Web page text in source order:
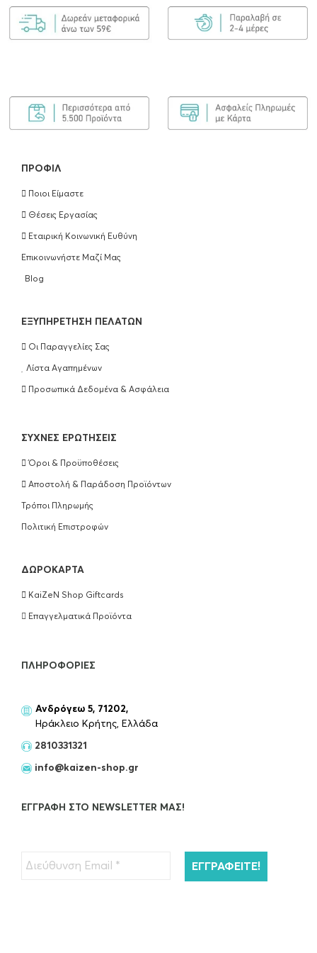
€175.00
ΠΡΟΦΊΛ
Ποιοι Είμαστε
Θέσεις Εργασίας
Εταιρική Κοινωνική Ευθύνη
Επικοινωνήστε Μαζί Μας
Blog
EΞΥΠΗΡΈΤΗΣΗ ΠΕΛΑΤΏΝ
Οι Παραγγελίες Σας
Λίστα Αγαπημένων
Προσωπικά Δεδομένα & Ασφάλεια
ΣΥΧΝΈΣ ΕΡΩΤΉΣΕΙΣ
Όροι & Προϋποθέσεις
Αποστολή & Παράδοση Προϊόντων
Τρόποι Πληρωμής
Πολιτική Επιστροφών
ΔΩΡΟΚΆΡΤΑ
KaiZeN Shop Giftcards
Επαγγελματικά Προϊόντα
ΠΛΗΡΟΦΟΡΊΕΣ
Ανδρόγεω 5, 71202,
Ηράκλειο Κρήτης, Ελλάδα
2810331321
info@kaizen-shop.gr
ΕΓΓΡΑΦΉ ΣΤΟ NEWSLETTER ΜΑΣ!